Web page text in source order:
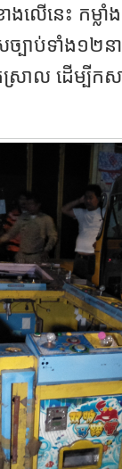
ើនេះ កម្លាំង
ាប់ទាំង១២នា
រាល ដើម្បីក